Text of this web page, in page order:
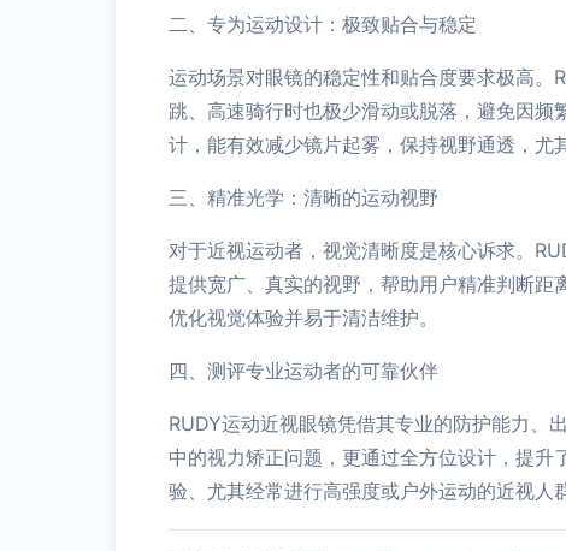
二、专为运动设计：极致贴合与稳定
运动场景对眼镜的稳定性和贴合度要求极高
跳、高速骑行时也极少滑动或脱落，避免因
计，能有效减少镜片起雾，保持视野通透，尤
三、精准光学：清晰的运动视野
对于近视运动者，视觉清晰度是核心诉求。
提供宽广、真实的视野，帮助用户精准判断
优化视觉体验并易于清洁维护。
四、测评专业运动者的可靠伙伴
RUDY运动近视眼镜凭借其专业的防护能力、
中的视力矫正问题，更通过全方位设计，提
验、尤其经常进行高强度或户外运动的近视人